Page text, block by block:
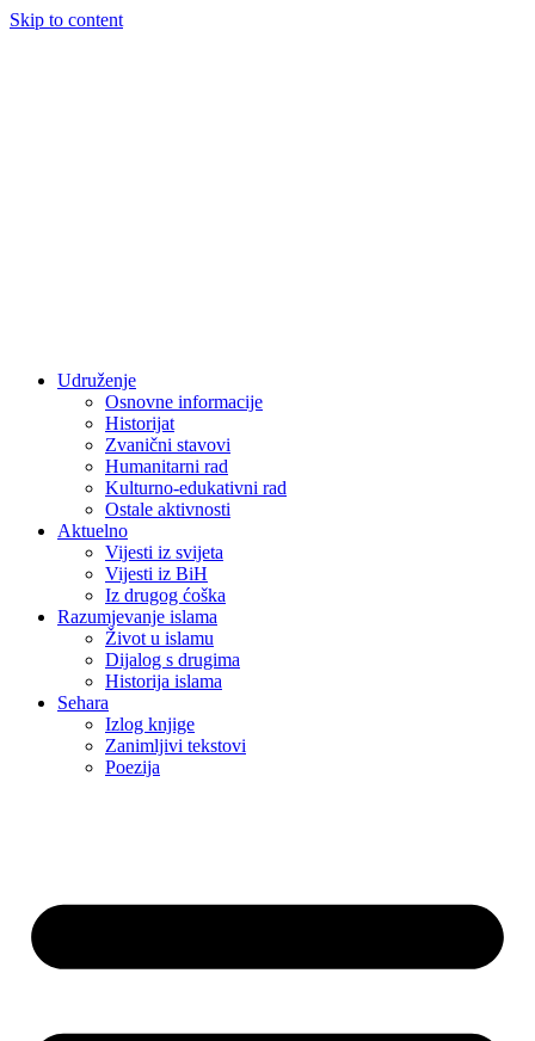
Skip to content
Udruženje
Osnovne informacije
Historijat
Zvanični stavovi
Humanitarni rad
Kulturno-edukativni rad
Ostale aktivnosti
Aktuelno
Vijesti iz svijeta
Vijesti iz BiH
Iz drugog ćoška
Razumjevanje islama
Život u islamu
Dijalog s drugima
Historija islama
Sehara
Izlog knjige
Zanimljivi tekstovi
Poezija